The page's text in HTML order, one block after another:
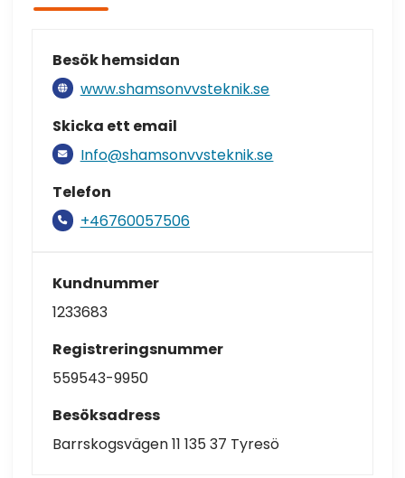
Besök hemsidan
www.shamsonvvsteknik.se
Skicka ett email
Info@shamsonvvsteknik.se
Telefon
+46760057506
Kundnummer
1233683
Registreringsnummer
559543-9950
Besöksadress
Barrskogsvägen 11 135 37 Tyresö